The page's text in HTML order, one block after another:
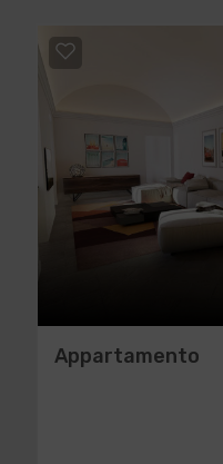
Appartamento